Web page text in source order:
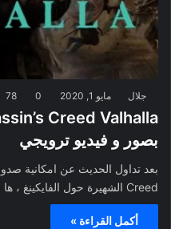
جلال مايو 1, 2020 0
78
بصور و فيديو ترويجي
Creed الشهيرة حول الفايكينغ ، ها قد عادت لنا شركة…
أكمل القراءة »